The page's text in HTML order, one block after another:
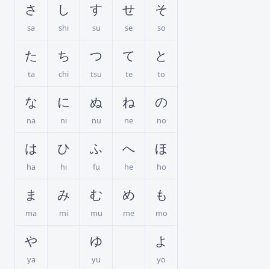
さ
sa
し
shi
す
su
せ
se
そ
so
た
ta
ち
chi
つ
tsu
て
te
と
to
な
na
に
ni
ぬ
nu
ね
ne
の
no
は
ha
ひ
hi
ふ
fu
へ
he
ほ
ho
ま
ma
み
mi
む
mu
め
me
も
mo
や
ya
ゆ
yu
よ
yo